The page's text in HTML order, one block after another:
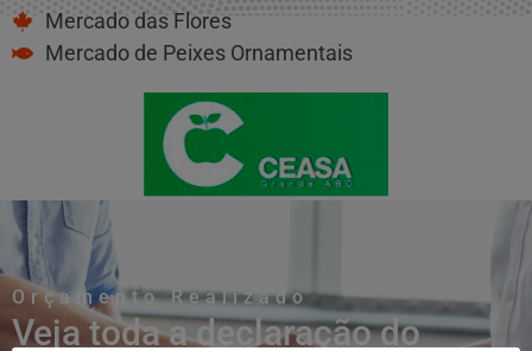
Mercado das Flores
Mercado de Peixes Ornamentais
Orçamento Realizado
Veja toda a declaração do